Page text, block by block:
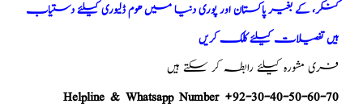
کنکر، کے بغیر پاکستان اور پوری دنیا میں ھوم ڈلیوری کیلئے دستیاب
ہیں تفصیلات کیلئے کلک کریں
فری مشورہ کیلئے رابطہ کر سکتے ہیں
Helpline & Whatsapp Number +92-30-40-50-60-70